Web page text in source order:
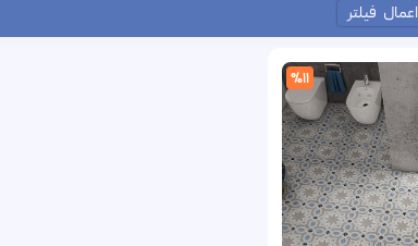
اعمال فیلتر
%11